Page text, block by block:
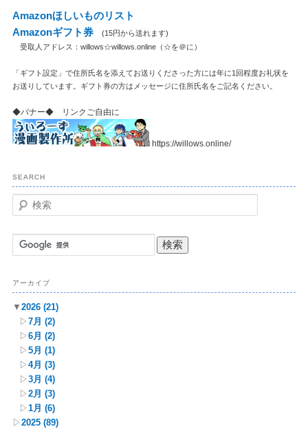
Amazonほしいものリスト
Amazonギフト券
(15円から送れます)
受取人アドレス：willows☆willows.online（☆を＠に）
「ギフト設定」で住所氏名を添えてお送りくださった方には年に1回程度お礼状を
お送りしています。ギフト券の方はメッセージに住所氏名をご記名ください。
◆バナー◆ リンクご自由に
https://willows.online/
SEARCH
検
索
アーカイブ
▼ 2026 (21)
▷7月 (2)
▷6月 (2)
▷5月 (1)
▷4月 (3)
▷3月 (4)
▷2月 (3)
▷1月 (6)
▷2025 (89)